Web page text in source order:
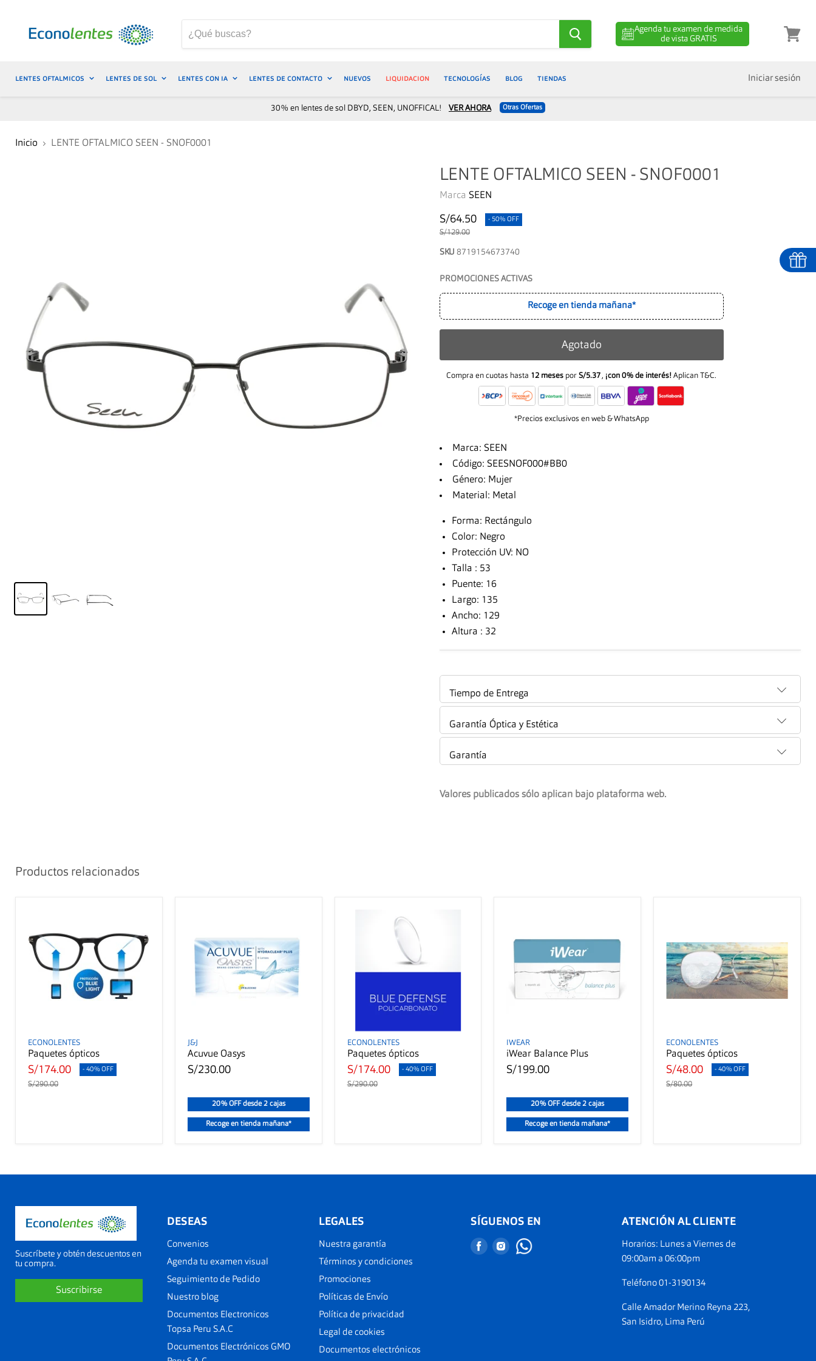
Agenda tu examen de medida
de vista GRATIS
LENTES OFTALMICOS LENTES DE SOL LENTES CON IA LENTES DE CONTACTO NUEVOS LIQUIDACION TECNOLOGÍAS BLOG TIENDAS Iniciar sesión
30% en lentes de sol DBYD, SEEN, UNOFFICAL! VER AHORA Otras Ofertas
Inicio LENTE OFTALMICO SEEN - SNOF0001
LENTE OFTALMICO SEEN - SNOF0001
Marca SEEN
S/64.50 - 50% OFF
S/129.00
SKU 8719154673740
PROMOCIONES ACTIVAS
Recoge en tienda mañana*
Agotado
Compra en cuotas hasta 12 meses porS/5.37 , ¡con 0% de interés! Aplican T&C.
*Precios exclusivos en web & WhatsApp
Marca: SEEN
Código: SEESNOF000#BB0
Género: Mujer
Material: Metal
Forma: Rectángulo
Color: Negro
Protección UV: NO
Talla : 53
Puente: 16
Largo: 135
Ancho: 129
Altura : 32
Tiempo de Entrega
Garantía Óptica y Estética
Garantía
Valores publicados sólo aplican bajo plataforma web.
Productos relacionados
ECONOLENTES
Paquetes ópticos
S/174.00 - 40% OFF
S/290.00
J&J
Acuvue Oasys
S/230.00
20% OFF desde 2 cajas
Recoge en tienda mañana*
ECONOLENTES
Paquetes ópticos
S/174.00 - 40% OFF
S/290.00
IWEAR
iWear Balance Plus
S/199.00
20% OFF desde 2 cajas
Recoge en tienda mañana*
ECONOLENTES
Paquetes ópticos
S/48.00 - 40% OFF
S/80.00
Suscríbete y obtén descuentos en
tu compra.
Suscribirse
DESEAS
Convenios
Agenda tu examen visual
Seguimiento de Pedido
Nuestro blog
Documentos Electronicos
Topsa Peru S.A.C
Documentos Electrónicos GMO
LEGALES
Nuestra garantía
Términos y condiciones
Promociones
Políticas de Envío
Política de privacidad
Legal de cookies
Documentos electrónicos
SÍGUENOS EN
Encuéntranos
Encuéntranos
ATENCIÓN AL CLIENTE
Horarios: Lunes a Viernes de
09:00am a 06:00pm
Teléfono 01-3190134
Calle Amador Merino Reyna 223,
San Isidro, Lima Perú